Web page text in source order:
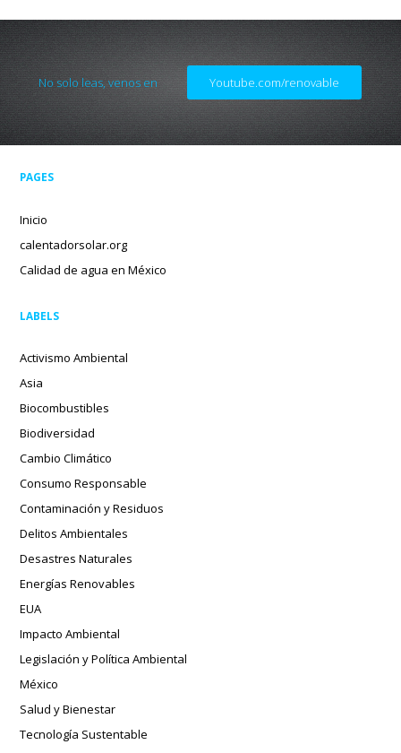
No solo leas, venos en Youtube.com/renovable
PAGES
Inicio
calentadorsolar.org
Calidad de agua en México
LABELS
Activismo Ambiental
Asia
Biocombustibles
Biodiversidad
Cambio Climático
Consumo Responsable
Contaminación y Residuos
Delitos Ambientales
Desastres Naturales
Energías Renovables
EUA
Impacto Ambiental
Legislación y Política Ambiental
México
Salud y Bienestar
Tecnología Sustentable